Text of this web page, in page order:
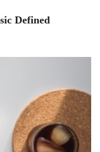
Defined